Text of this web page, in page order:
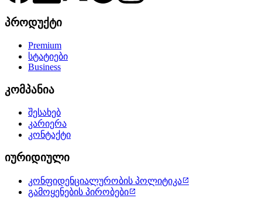
პროდუქტი
Premium
სტატიები
Business
კომპანია
შესახებ
კარიერა
კონტაქტი
იურიდიული
კონფიდენციალურობის პოლიტიკა
გამოყენების პირობები